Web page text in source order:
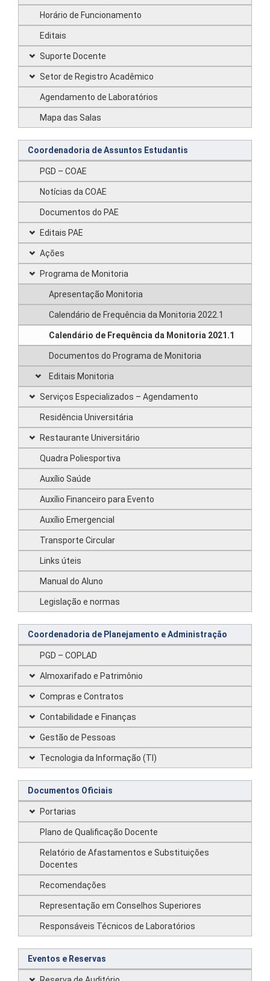
Horário de Funcionamento
Editais
Suporte Docente
Setor de Registro Acadêmico
Agendamento de Laboratórios
Mapa das Salas
Coordenadoria de Assuntos Estudantis
PGD – COAE
Notícias da COAE
Documentos do PAE
Editais PAE
Ações
Programa de Monitoria
Apresentação Monitoria
Calendário de Frequência da Monitoria 2022.1
Calendário de Frequência da Monitoria 2021.1
Documentos do Programa de Monitoria
Editais Monitoria
Serviços Especializados – Agendamento
Residência Universitária
Restaurante Universitário
Quadra Poliesportiva
Auxílio Saúde
Auxílio Financeiro para Evento
Auxílio Emergencial
Transporte Circular
Links úteis
Manual do Aluno
Legislação e normas
Coordenadoria de Planejamento e Administração
PGD – COPLAD
Almoxarifado e Patrimônio
Compras e Contratos
Contabilidade e Finanças
Gestão de Pessoas
Tecnologia da Informação (TI)
Documentos Oficiais
Portarias
Plano de Qualificação Docente
Relatório de Afastamentos e Substituições
Docentes
Recomendações
Representação em Conselhos Superiores
Responsáveis Técnicos de Laboratórios
Eventos e Reservas